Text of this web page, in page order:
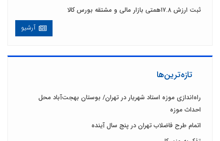
ثبت ارزش ۱۷.۸همتی بازار مالی و مشتقه بورس کالا
آرشیو
تازه‌ترین‌ها
راه‌اندازی موزه استاد شهریار در تهران/ بوستان بهجت‌آباد محل
احداث موزه
اتمام طرح فاضلاب تهران در پنج سال آینده